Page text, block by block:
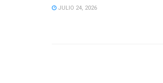
JULIO 24, 2026